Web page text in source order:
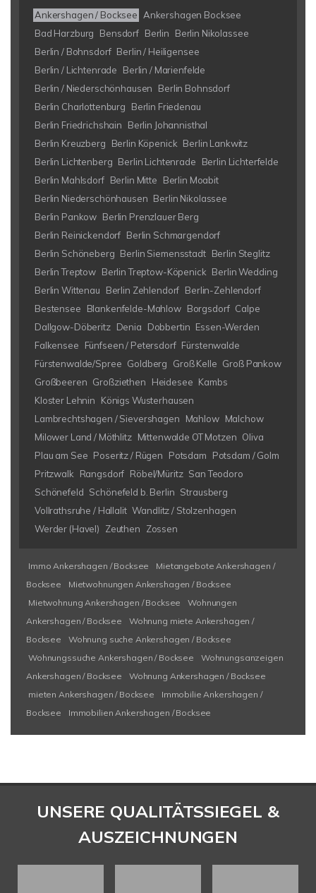
Ankershagen / Bocksee
Ankershagen Bocksee
Bad Harzburg
Bensdorf Berlin
Berlin Nikolassee
Berlin / Bohnsdorf Berlin / Heiligensee
Berlin / Lichtenrade
Berlin / Marienfelde
Berlin / Niederschönhausen
Berlin Bohnsdorf
Berlin Charlottenburg
Berlin Friedenau
Berlin Friedrichshain
Berlin Johannisthal
Berlin Kreuzberg
Berlin Köpenick Berlin Lankwitz
Berlin Lichtenberg Berlin Lichtenrade
Berlin Lichterfelde
Berlin Mahlsdorf Berlin Mitte
Berlin Moabit
Berlin Niederschönhausen Berlin Nikolassee
Berlin Pankow Berlin Prenzlauer Berg
Berlin Reinickendorf Berlin Schmargendorf
Berlin Schöneberg Berlin Siemensstadt Berlin Steglitz
Berlin Treptow Berlin Treptow-Köpenick Berlin Wedding
Berlin Wittenau
Berlin Zehlendorf Berlin-Zehlendorf
Bestensee
Blankenfelde-Mahlow Borgsdorf Calpe
Dallgow-Döberitz Denia Dobbertin Essen-Werden
Falkensee
Fünfseen / Petersdorf Fürstenwalde
Fürstenwalde/Spree Goldberg Groß Kelle Groß Pankow
Großbeeren Großziethen Heidesee Kambs
Kloster Lehnin
Königs Wusterhausen
Lambrechtshagen / Sievershagen
Mahlow Malchow
Milower Land / Möthlitz Mittenwalde OT Motzen Oliva
Plau am See Poseritz / Rügen Potsdam
Potsdam / Golm
Pritzwalk
Rangsdorf Röbel/Müritz San Teodoro
Schönefeld Schönefeld b. Berlin Strausberg
Vollrathsruhe / Hallalit Wandlitz / Stolzenhagen
Werder (Havel)
Zeuthen Zossen
Immo Ankershagen / Bocksee
Mietangebote Ankershagen /
Bocksee
Mietwohnungen Ankershagen / Bocksee
Mietwohnung Ankershagen / Bocksee
Wohnungen
Ankershagen / Bocksee
Wohnung miete Ankershagen /
Bocksee
Wohnung suche Ankershagen / Bocksee
Wohnungssuche Ankershagen / Bocksee
Wohnungsanzeigen
Ankershagen / Bocksee
Wohnung Ankershagen / Bocksee
mieten Ankershagen / Bocksee
Immobilie Ankershagen /
Bocksee
Immobilien Ankershagen / Bocksee
UNSERE QUALITÄTSSIEGEL &
AUSZEICHNUNGEN